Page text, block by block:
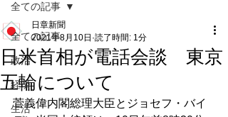
全ての記事
政治
経済
生活
全ての記事
日米首相が電話会談 東京
五輪について
日章新聞
2021年8月10日 読了時間: 1分
菅義偉内閣総理大臣とジョセフ・バイ